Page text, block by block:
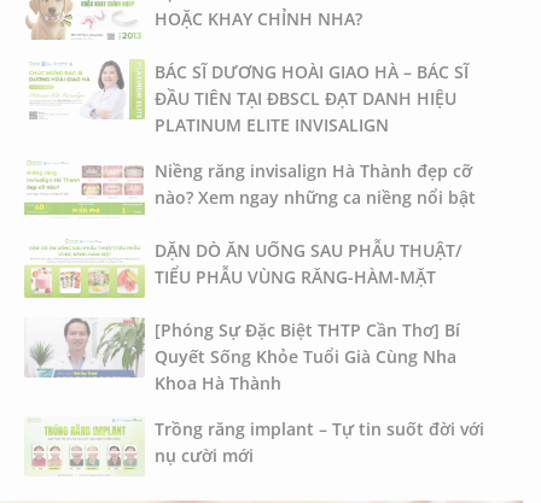
HOẶC KHAY CHỈNH NHA?
BÁC SĨ DƯƠNG HOÀI GIAO HÀ – BÁC SĨ
ĐẦU TIÊN TẠI ĐBSCL ĐẠT DANH HIỆU
PLATINUM ELITE INVISALIGN
Niềng răng invisalign Hà Thành đẹp cỡ
nào? Xem ngay những ca niềng nổi bật
DẶN DÒ ĂN UỐNG SAU PHẪU THUẬT/
TIỂU PHẪU VÙNG RĂNG-HÀM-MẶT
[Phóng Sự Đặc Biệt THTP Cần Thơ] Bí
Quyết Sống Khỏe Tuổi Già Cùng Nha
Khoa Hà Thành
Trồng răng implant – Tự tin suốt đời với
nụ cười mới